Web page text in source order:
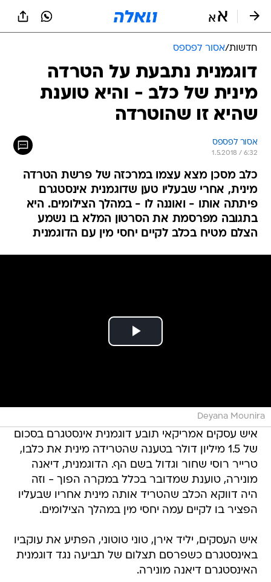
חדשות/אסור לפספס
דוגמנית נתבעת על הטרדה
מינית של כלב - והיא טוענת
שהיא זו שהוטרדה
אסור לפספס
1.5.2018 / 6:32
כלב מסכן מצא עצמו במרכזה של פרשת הטרדה
מינית, אחרי שבעליו טען שדוגמנית אינסטגרם
פיתתה אותו - ואוננה לו - במהלך הצילומים. היא
בתגובה מפרסמת את הסרטון המלא בו נשמע
הצלם מטיח בכלב לקיים יחסי מין עם הדוגמנית
Deyana Mounira
איש עסקים אמריקאי תובע דוגמנית אינסטגרם בסכום
של 1.5 מיליון דולר בטענה שהטרידה מינית את כלבו,
טרייר רוסי שחור וגדול בשם הף. הדוגמנית, דיאנה
מונירה, טוענת שמדובר בכלל במקרה הפוך - וזה
היה דווקא הכלב שהטריד אותה מינית אחריו שבעליו
הפציר בו לקיים עמה יחסי מין במהלך הצילומים.
איש העסקים, יליד אירן, טוני טוטוני, הפתיע את עוקביו
באינסטגרם כשפרסם תצלום של תביעה נגד דוגמנית
האינסטגרם דיאנה מונירה.